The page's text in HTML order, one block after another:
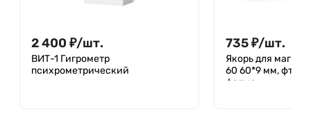
2 400 ₽/шт.
ВИТ-1 Гигрометр
психрометрический
735₽/шт.
Якорь для
60 60*9 мм,
форма